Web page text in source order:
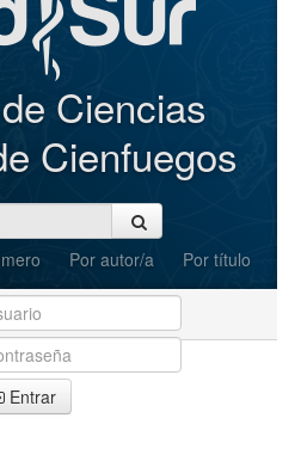
Ciencias
Cienfuegos
Por autor/a Por título
Entrar